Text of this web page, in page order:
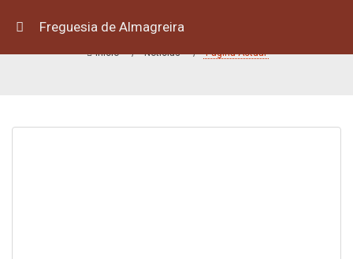
Início Notícias Página Actual
Freguesia de Almagreira